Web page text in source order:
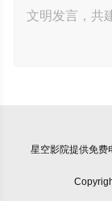
星空影院提供免费